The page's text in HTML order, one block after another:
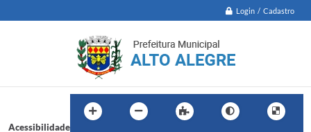
Login / Cadastro
Acessibilidade